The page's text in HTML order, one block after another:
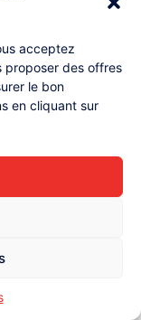
acceptez
proposer des offres
le bon
en cliquant sur